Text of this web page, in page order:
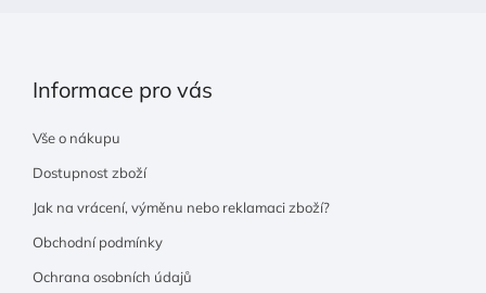
Informace pro vás
Vše o nákupu
Dostupnost zboží
Jak na vrácení, výměnu nebo reklamaci zboží?
Obchodní podmínky
Ochrana osobních údajů